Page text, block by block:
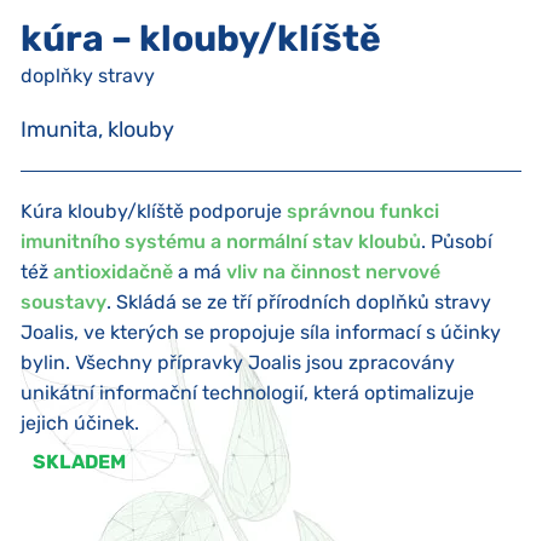
kúra – klouby/klíště
doplňky stravy
Imunita, klouby
Kúra klouby/klíště podporuje správnou funkci
imunitního systému a normální stav kloubů. Působí
též antioxidačně a má vliv na činnost nervové
soustavy. Skládá se ze tří přírodních doplňků stravy
Joalis, ve kterých se propojuje síla informací s účinky
bylin. Všechny přípravky Joalis jsou zpracovány
unikátní informační technologií, která optimalizuje
jejich účinek.
SKLADEM